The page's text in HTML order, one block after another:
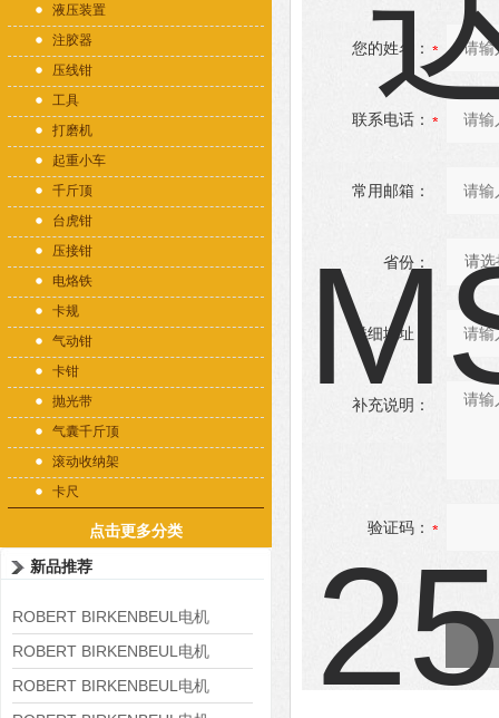
液压装置
注胶器
压线钳
工具
打磨机
起重小车
千斤顶
台虎钳
压接钳
电烙铁
卡规
气动钳
卡钳
抛光带
气囊千斤顶
滚动收纳架
卡尺
点击更多分类
新品推荐
ROBERT BIRKENBEUL电机
8APE225M-4-IE3
ROBERT BIRKENBEUL电机
8APE180L-4 IE3
ROBERT BIRKENBEUL电机
您的姓名：
联系电话：
常用邮箱：
省份：
详细地址：
补充说明：
验证码：